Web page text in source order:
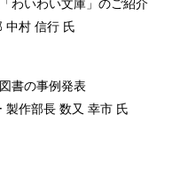
わいわい文庫」のご紹介
中村 信行 氏
書の事例発表
製作部長 数又 幸市 氏